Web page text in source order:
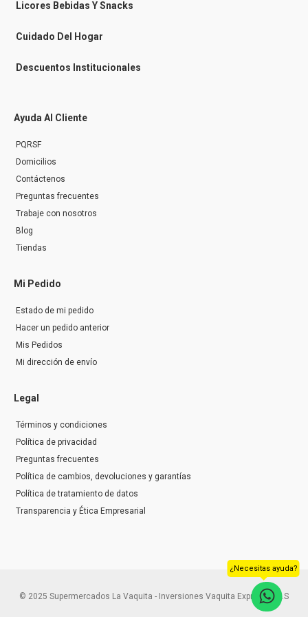
g
r
Licores Bebidas Y Snacks
Cuidado Del Hogar
Descuentos Institucionales
Ayuda Al Cliente
PQRSF
Domicilios
Contáctenos
Preguntas frecuentes
Trabaje con nosotros
Blog
Tiendas
Mi Pedido
Estado de mi pedido
Hacer un pedido anterior
Mis Pedidos
Mi dirección de envío
Legal
Términos y condiciones
Política de privacidad
Preguntas frecuentes
Política de cambios, devoluciones y garantías
Política de tratamiento de datos
Transparencia y Ética Empresarial
© 2025 Supermercados La Vaquita - Inversiones Vaquita Express S.A.S
¿Necesitas ayuda?